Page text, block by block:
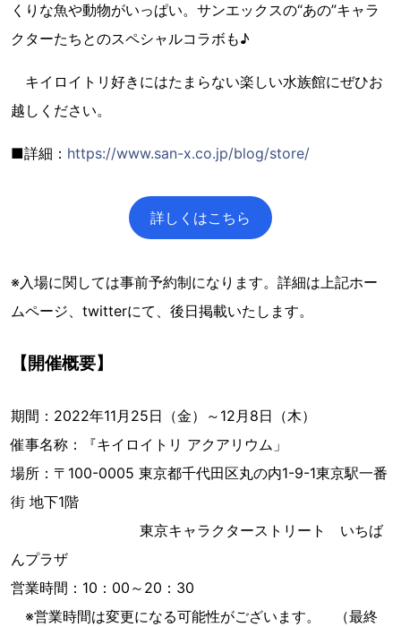
くりな魚や動物がいっぱい。サンエックスの“あの”キャラ
クターたちとのスペシャルコラボも♪
キイロイトリ好きにはたまらない楽しい水族館にぜひお
越しください。
■詳細： https://www.san-x.co.jp/blog/store/
詳しくはこちら
※入場に関しては事前予約制になります。詳細は上記ホー
ムページ、twitterにて、後日掲載いたします。
【開催概要】
期間：2022年11月25日（金）～12月8日（木）
催事名称：『キイロイトリ アクアリウム」
場所：〒100-0005 東京都千代田区丸の内1-9-1東京駅一番
街 地下1階
東京キャラクターストリート いちば
んプラザ
営業時間：10：00～20：30
※営業時間は変更になる可能性がございます。 （最終